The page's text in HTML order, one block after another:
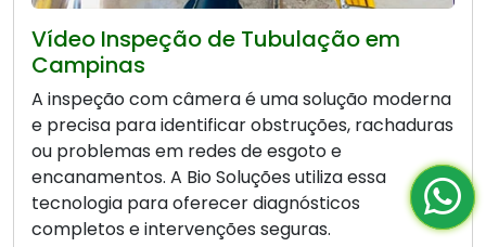
Vídeo Inspeção de Tubulação em
Campinas
A inspeção com câmera é uma solução moderna
e precisa para identificar obstruções, rachaduras
ou problemas em redes de esgoto e
encanamentos. A Bio Soluções utiliza essa
tecnologia para oferecer diagnósticos
completos e intervenções seguras.